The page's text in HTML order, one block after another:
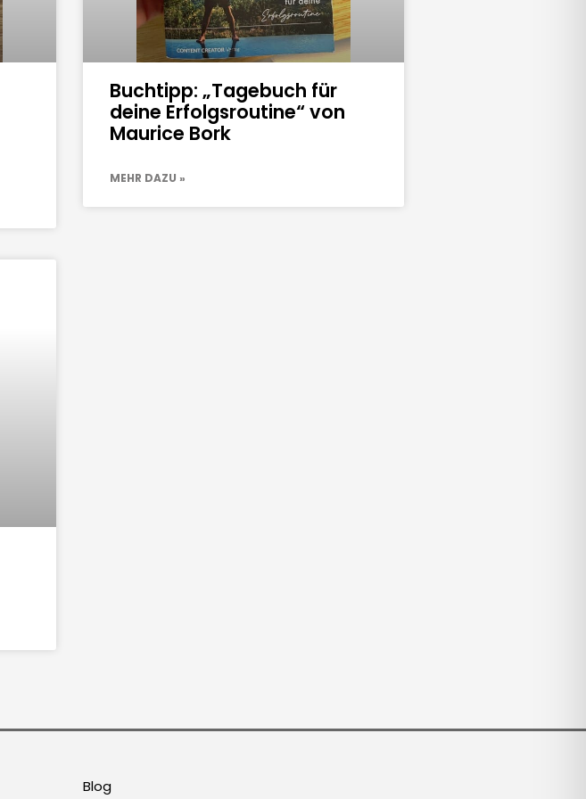
Buchtipp: „Tagebuch für
deine Erfolgsroutine“ von
Maurice Bork
MEHR DAZU »
Blog